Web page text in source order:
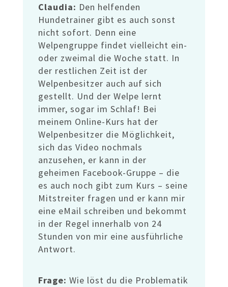
Claudia: Den helfenden
Hundetrainer gibt es auch sonst
nicht sofort. Denn eine
Welpengruppe findet vielleicht ein-
oder zweimal die Woche statt. In
der restlichen Zeit ist der
Welpenbesitzer auch auf sich
gestellt. Und der Welpe lernt
immer, sogar im Schlaf! Bei
meinem Online-Kurs hat der
Welpenbesitzer die Möglichkeit,
sich das Video nochmals
anzusehen, er kann in der
geheimen Facebook-Gruppe – die
es auch noch gibt zum Kurs – seine
Mitstreiter fragen und er kann mir
eine eMail schreiben und bekommt
in der Regel innerhalb von 24
Stunden von mir eine ausführliche
Antwort.
Frage: Wie löst du die Problematik